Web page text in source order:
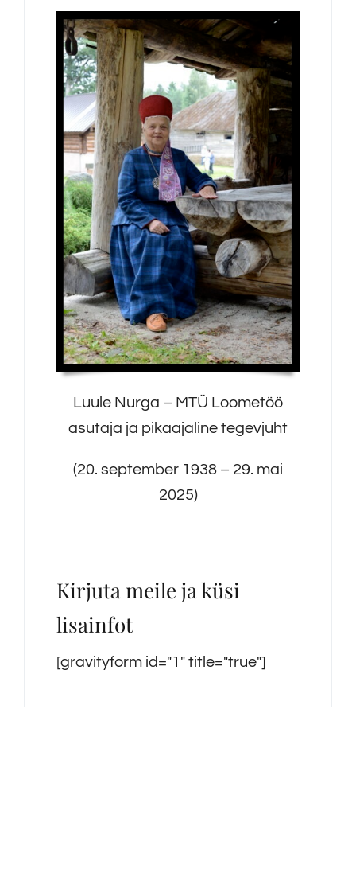
Luule Nurga – MTÜ Loometöö
asutaja ja pikaajaline tegevjuht
(20. september 1938 – 29. mai
2025)
Kirjuta meile ja küsi
lisainfot
[gravityform id="1" title="true"]